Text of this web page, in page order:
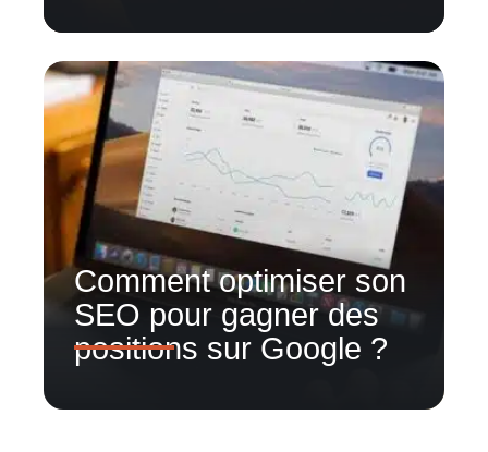
Comment optimiser son
SEO pour gagner des
positions sur Google ?